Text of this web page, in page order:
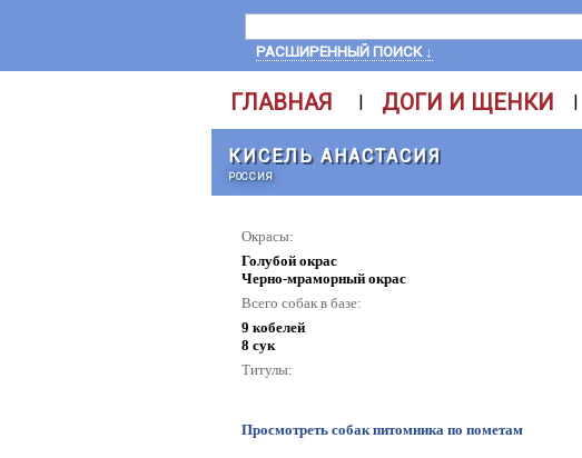
РАСШИРЕННЫЙ ПОИСК ↓
ГЛАВНАЯ | ДОГИ И ЩЕНКИ |
КИСЕЛЬ АНАСТАСИЯ
РОССИЯ
Окрасы:
Голубой окрас
Черно-мраморный окрас
Всего собак в базе:
9 кобелей
8 сук
Титулы:
Просмотреть собак питомника по пометам